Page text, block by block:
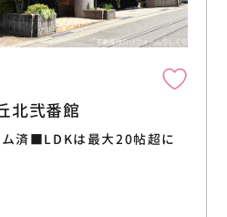
北弐番館
済■LDKは最大20帖超に